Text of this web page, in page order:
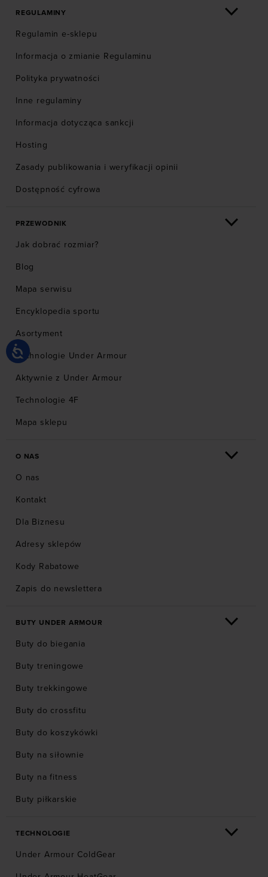
REGULAMINY
Regulamin e-sklepu
Informacja o zmianie Regulaminu
Polityka prywatności
Inne regulaminy
Informacja dotycząca sankcji
Hosting
Zasady publikowania i weryfikacji opinii
Dostępność cyfrowa
PRZEWODNIK
Jak dobrać rozmiar?
Blog
Mapa serwisu
Encyklopedia sportu
Asortyment
Technologie Under Armour
Aktywnie z Under Armour
Technologie 4F
Mapa sklepu
O NAS
O nas
Kontakt
Dla Biznesu
Adresy sklepów
Kody Rabatowe
Zapis do newslettera
BUTY UNDER ARMOUR
Buty do biegania
Buty treningowe
Buty trekkingowe
Buty do crossfitu
Buty do koszykówki
Buty na siłownie
Buty na fitness
Buty piłkarskie
TECHNOLOGIE
Under Armour ColdGear